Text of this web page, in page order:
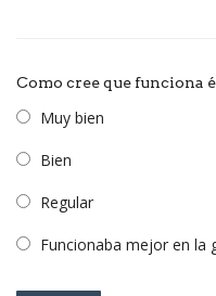
Como cree que funciona
Muy bien
Bien
Regular
Funcionaba mejor en la